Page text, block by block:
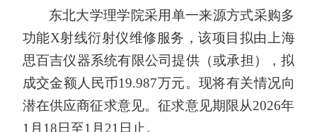
东北大学理学院采用单一来源方式采购多
功能X射线衍射仪维修服务，该项目拟由上海
思百吉仪器系统有限公司提供（或承担），拟
成交金额人民币19.987万元。现将有关情况向
潜在供应商征求意见。征求意见期限从2026年
1月18日至1月21日止。